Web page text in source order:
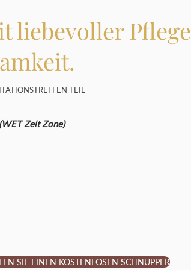
liebevoller Pflege
TEIL
Zeit Zone)
SIE EINEN KOSTENLOSEN SCHNUPPER